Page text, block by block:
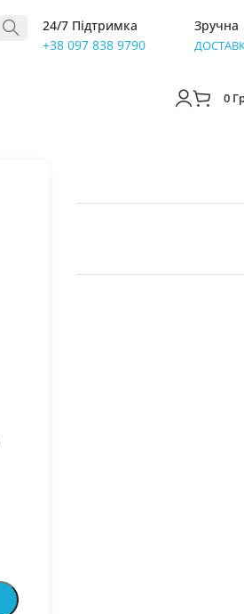
24/7 Підтримка
+38 097 838 9790
Зручна
0